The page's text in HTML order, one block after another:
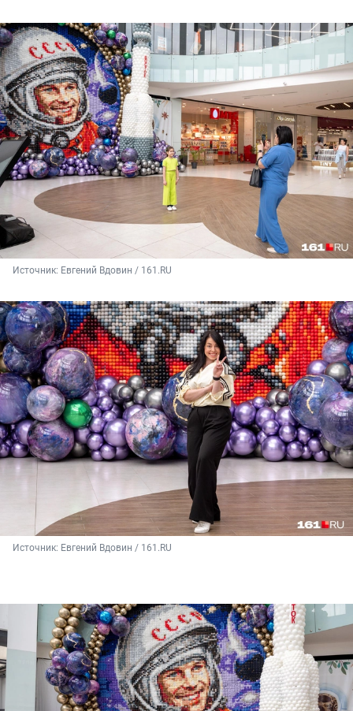
Источник: Евгений Вдовин / 161.RU
Источник: Евгений Вдовин / 161.RU